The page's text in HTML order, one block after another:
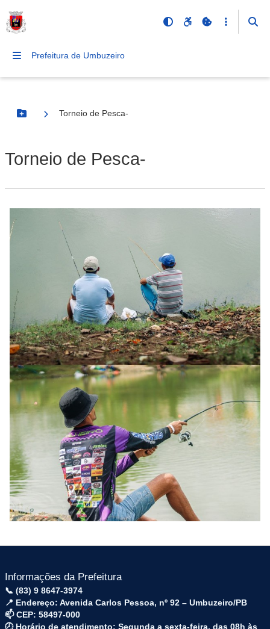
Prefeitura de Umbuzeiro
Botão Menu
Torneio de Pesca-
Torneio de Pesca-
Informações da Prefeitura
📞 (83) 9 8647-3974
📍 Endereço: Avenida Carlos Pessoa, nº 92 – Umbuzeiro/PB
📫 CEP: 58497-000
🕗 Horário de atendimento: Segunda a sexta-feira, das 08h às